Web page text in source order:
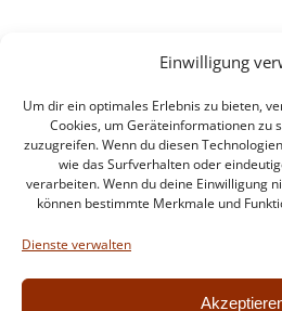
Einwilligung
Um dir ein optimales Erlebnis zu bieten,
Cookies, um Geräteinformationen zu
zuzugreifen. Wenn du diesen
wie das Surfverhalten oder
verarbeiten. Wenn du deine Einwilligung
können bestimmte Merkmale und
Dienste verwalten
Intern